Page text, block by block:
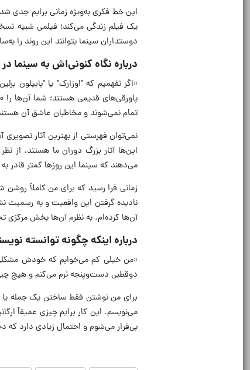
این خط فکری به‌ویژه زمانی برایم جدی
یک فیلم زندگی می‌کند؛ فیلمی شبیه
دوستداران سینما بتوانند این روند را
درباره نگاه کنونی‌اش به سینما
«اگر نفهمیم که "اوزارک" یا "بابیلون
تمام نمی‌شوند و مخاطبان عاشق آن
این‌ها آثار بزرگ دوران ما هستند. از
می‌دهند که سینما این روزها کمتر قادر
زمانی فرا رسید که برای من کاملاً
نادیده گرفتن این واقعیت و به رسمیت
آن‌ها کرده‌ام. به نظرم آن‌ها بخش مرکزی
درباره اینکه چگونه توانسته
«من خیلی کم می‌خوابم که خودش مشکلی
دوقطبی دست‌وپنجه نرم می‌کنم و هیچ
برای من نوشتن فقط ساختن یک جمله
می‌نویسم. این کار برایم چیزی عمیقاً
بی‌قرار می‌شوم و احتمال زیادی دارد که